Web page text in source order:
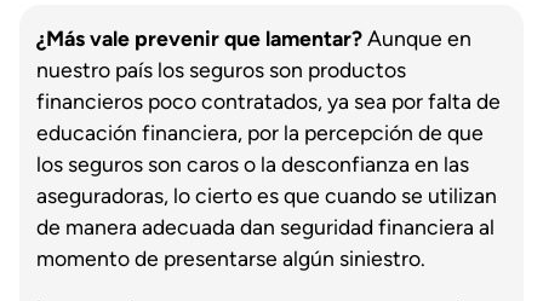
¿Más vale prevenir que lamentar?Aunque en
nuestro país los seguros son productos
financieros poco contratados, ya sea por falta de
educación financiera, por la percepción de que
los seguros son caros o la desconfianza en las
aseguradoras, lo cierto es que cuando se utilizan
de manera adecuada dan seguridad financiera al
momento de presentarse algún siniestro.